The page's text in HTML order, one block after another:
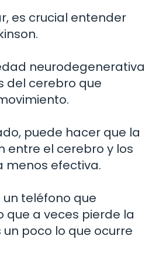
es crucial entender
neurodegenerativa
del cerebro que
puede hacer que la
entre el cerebro y los
menos efectiva.
un teléfono que
que a veces pierde la
un poco lo que ocurre